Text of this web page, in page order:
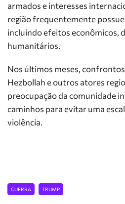
armados e interesses
região frequentemente
incluindo efeitos econômicos,
humanitários.
Nos últimos meses,
Hezbollah e outros atores
preocupação da comunidade
caminhos para evitar uma
violência.
GUERRA TRUMP